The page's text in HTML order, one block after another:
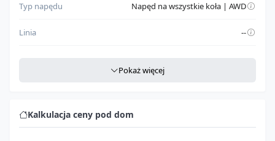
Typ napędu Napęd na wszystkie koła | AWD
Linia --
Rodzaj nadwozia
Pokaż więcej
Kalkulacja ceny pod dom